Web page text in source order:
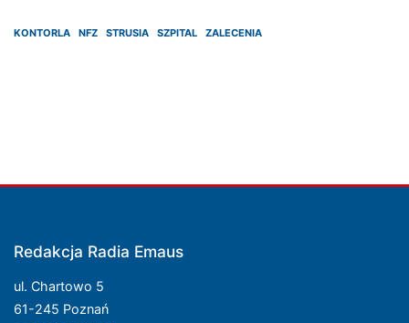
KONTORLA NFZ STRUSIA SZPITAL ZALECENIA
Redakcja Radia Emaus
ul. Chartowo 5
61-245 Poznań